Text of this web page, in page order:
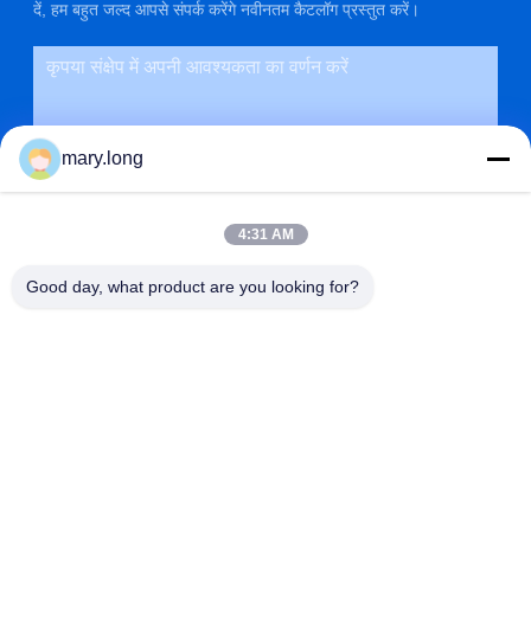
दें, हम बहुत जल्द आपसे संपर्क करेंगे नवीनतम कैटलॉग प्रस्तुत करें।
प्रस्तुत
mary.long
4:31 AM
Good day, what product are you looking for?